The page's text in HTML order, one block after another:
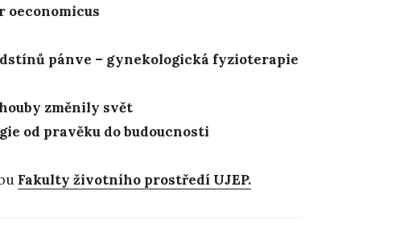
oeconomicus
pánve – gynekologická fyzioterapie
změnily svět
od pravěku do budoucnosti
Fakulty životního prostředí UJEP.